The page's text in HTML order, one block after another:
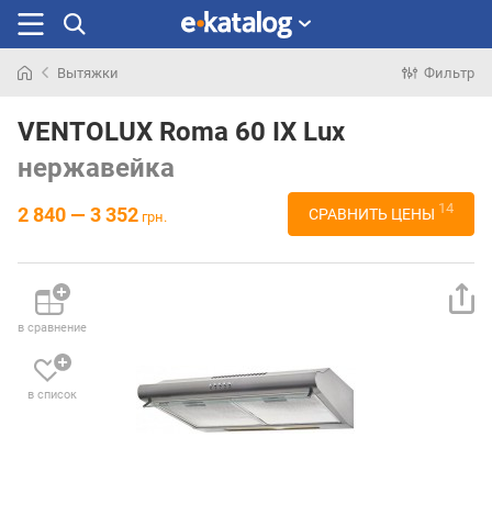
раньше
Вытяжки Фильтр
VENTOLUX Roma 60 IX Lux
нержавейка
2 840 — 3 352 грн. СРАВНИТЬ ЦЕНЫ 14
в сравнение
в список